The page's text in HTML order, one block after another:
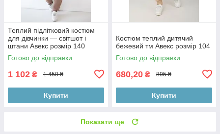
Теплий підлітковий костюм
для дівчинки — світшот і
штани Авекс розмір 140
Готово до відправки
1 102 ₴ 1 450 ₴
Купити
Костюм теплий дитячий
бежевий тм Авекс розмір 104
Готово до відправки
680,20 ₴ 895 ₴
Купити
Показати ще